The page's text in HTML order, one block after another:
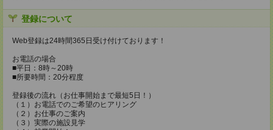
登録について
Web登録は24時間365日受け付けております！
お電話の場合
■平日：8時～20時
■所要時間：20分程度
登録後の流れ（お仕事開始まで最短5日！）
（１）お電話でのご希望のヒアリング
（２）お仕事のご案内
（３）実際の施設見学